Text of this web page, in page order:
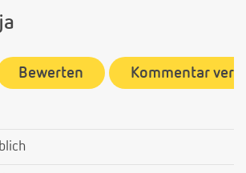
Bewerten Kommentar